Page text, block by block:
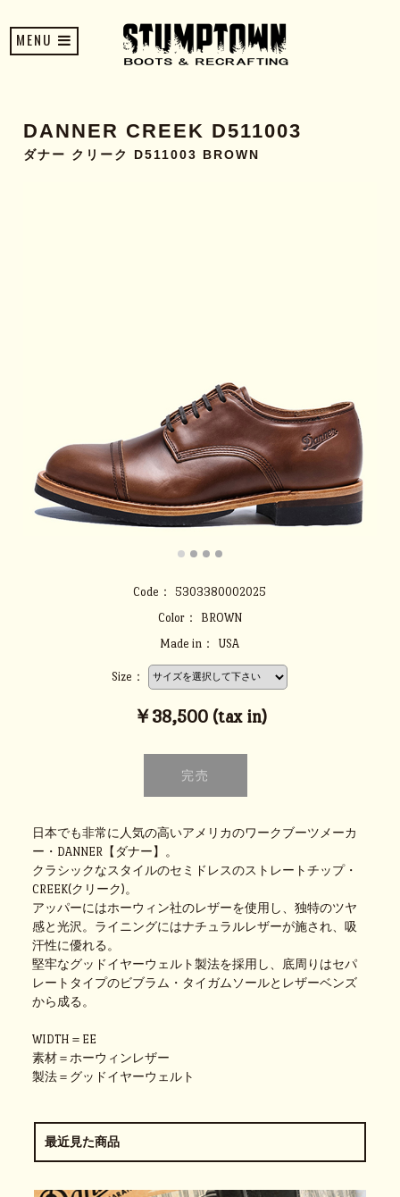
MENU
DANNER CREEK D511003
ダナー クリーク D511003 BROWN
Code：
5303380002025
Color：
BROWN
Made in：
USA
Size：
￥38,500 (tax in)
日本でも非常に人気の高いアメリカのワークブーツメーカ
ー・DANNER【ダナー】。
クラシックなスタイルのセミドレスのストレートチップ・
CREEK(クリーク)。
アッパーにはホーウィン社のレザーを使用し、独特のツヤ
感と光沢。ライニングにはナチュラルレザーが施され、吸
汗性に優れる。
堅牢なグッドイヤーウェルト製法を採用し、底周りはセパ
レートタイプのビブラム・タイガムソールとレザーベンズ
から成る。
WIDTH＝EE
素材＝ホーウィンレザー
製法＝グッドイヤーウェルト
最近見た商品